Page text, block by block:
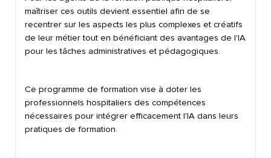
maîtriser ces outils devient essentiel afin de se
recentrer sur les aspects les plus complexes et créatifs
de leur métier tout en bénéficiant des avantages de l'IA
pour les tâches administratives et pédagogiques.
Ce programme de formation vise à doter les
professionnels hospitaliers des compétences
nécessaires pour intégrer efficacement l'IA dans leurs
pratiques de formation.